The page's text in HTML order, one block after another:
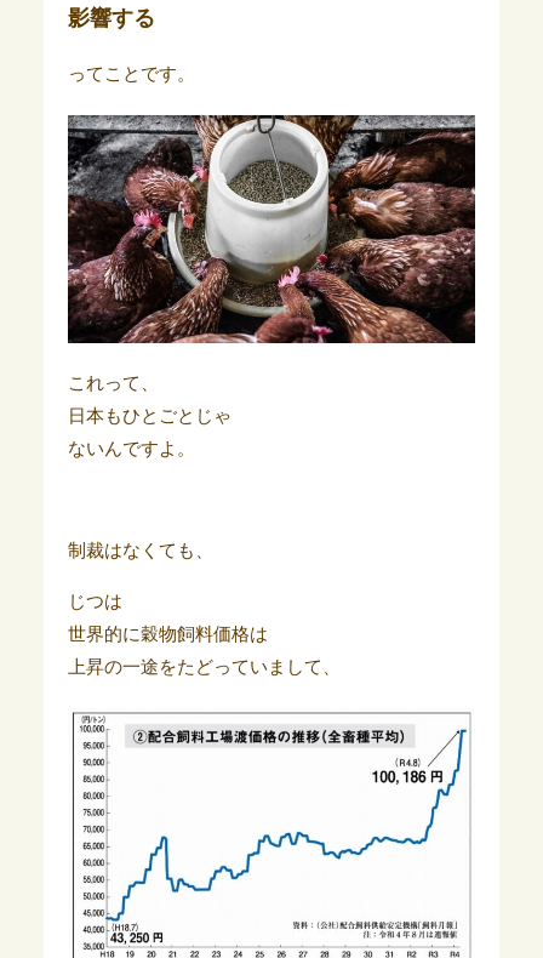
影響する
ってことです。
これって、
日本もひとごとじゃ
ないんですよ。
制裁はなくても、
じつは
世界的に穀物飼料価格は
上昇の一途をたどっていまして、